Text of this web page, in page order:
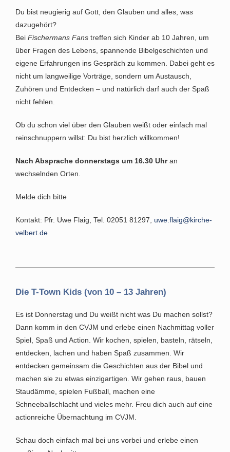
Du bist neugierig auf Gott, den Glauben und alles, was
dazugehört?
Bei Fischermans Fans treffen sich Kinder ab 10 Jahren, um
über Fragen des Lebens, spannende Bibelgeschichten und
eigene Erfahrungen ins Gespräch zu kommen. Dabei geht es
nicht um langweilige Vorträge, sondern um Austausch,
Zuhören und Entdecken – und natürlich darf auch der Spaß
nicht fehlen.
Ob du schon viel über den Glauben weißt oder einfach mal
reinschnuppern willst: Du bist herzlich willkommen!
Nach Absprache donnerstags um 16.30 Uhran
wechselnden Orten.
Melde dich bitte
Kontakt: Pfr. Uwe Flaig, Tel. 02051 81297, uwe.flaig@kirche-
velbert.de
Die T-Town Kids (von 10 – 13 Jahren)
Es ist Donnerstag und Du weißt nicht was Du machen sollst?
Dann komm in den CVJM und erlebe einen Nachmittag voller
Spiel, Spaß und Action. Wir kochen, spielen, basteln, rätseln,
entdecken, lachen und haben Spaß zusammen. Wir
entdecken gemeinsam die Geschichten aus der Bibel und
machen sie zu etwas einzigartigen. Wir gehen raus, bauen
Staudämme, spielen Fußball, machen eine
Schneeballschlacht und vieles mehr. Freu dich auch auf eine
actionreiche Übernachtung im CVJM.
Schau doch einfach mal bei uns vorbei und erlebe einen